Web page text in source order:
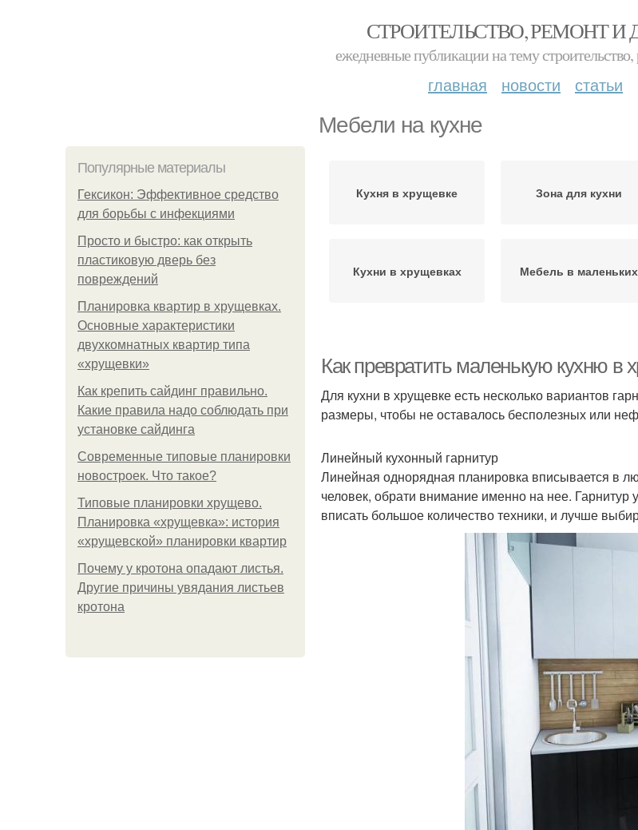
СТРОИТЕЛЬСТВО, РЕМОНТ И
ежедневные публикации на тему
главная новости статьи
Мебели на кухне
Популярные материалы
Гексикон: Эффективное средство
для борьбы с инфекциями
Просто и быстро: как открыть
пластиковую дверь без
повреждений
Планировка квартир в хрущевках.
Основные характеристики
двухкомнатных квартир типа
«хрущевки»
Как крепить сайдинг правильно.
Какие правила надо соблюдать при
установке сайдинга
Современные типовые планировки
новостроек. Что такое?
Типовые планировки хрущево.
Планировка «хрущевка»: история
«хрущевской» планировки квартир
Почему у кротона опадают листья.
Другие причины увядания листьев
кротона
Кухня в хрущевке Зона для кухни
Кухни в хрущевках Мебель в маленьких
Как превратить маленькую кухню в
Для кухни в хрущевке есть несколько вариантов
размеры, чтобы не оставалось бесполезных или
Линейный кухонный гарнитур
Линейная однорядная планировка вписывается в
человек, обрати внимание именно на нее. Гарнитур
вписать большое количество техники, и лучше